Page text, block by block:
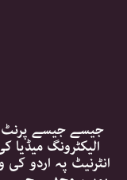
جیسے جیسے پرنٹ
الیکٹرونگ
انٹرنیٹ پہ اردو